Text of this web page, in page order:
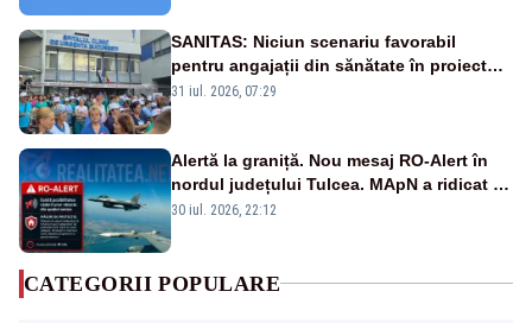
SANITAS: Niciun scenariu favorabil
pentru angajații din sănătate în proiectul
Legii salarizării
31 iul. 2026, 07:29
Alertă la graniță. Nou mesaj RO-Alert în
nordul județului Tulcea. MApN a ridicat de
la sol două avioane F-16
30 iul. 2026, 22:12
CATEGORII POPULARE